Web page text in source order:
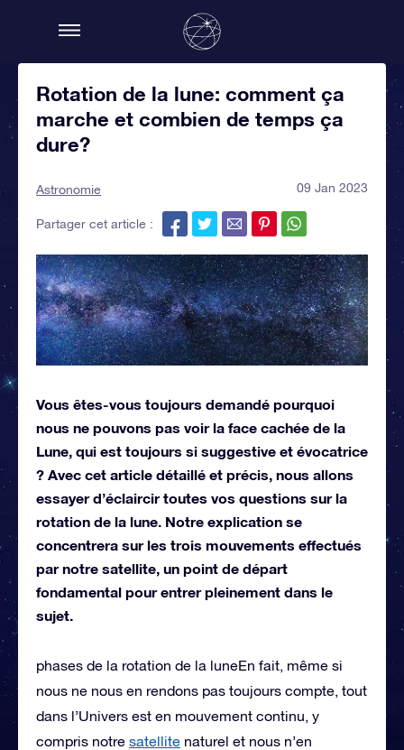
Rotation de la lune: comment ça
marche et combien de temps ça
dure?
Astronomie 09 Jan 2023
Partager cet article :
Vous êtes-vous toujours demandé pourquoi
nous ne pouvons pas voir la face cachée de la
Lune, qui est toujours si suggestive et évocatrice
? Avec cet article détaillé et précis, nous allons
essayer d’éclaircir toutes vos questions sur la
rotation de la lune. Notre explication se
concentrera sur les trois mouvements effectués
par notre satellite, un point de départ
fondamental pour entrer pleinement dans le
sujet.
phases de la rotation de la luneEn fait, même si
nous ne nous en rendons pas toujours compte, tout
dans l’Univers est en mouvement continu, y
compris notre satellite naturel et nous n’en